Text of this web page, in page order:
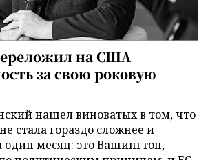
на США
за свою роковую
нашел виноватых в том, что
стала гораздо сложнее и
один месяц: это Вашингтон,